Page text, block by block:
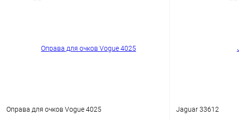
Оправа для очков Vogue 4025 Jaguar 33612